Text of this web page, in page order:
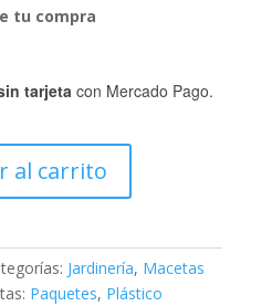
tu compra
tarjetacon Mercado Pago.
al carrito
Jardinería, Macetas
Paquetes, Plástico